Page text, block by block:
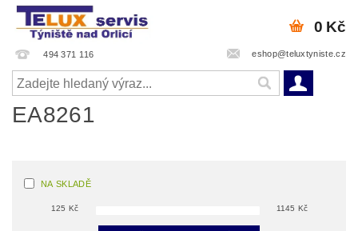
494 371 116 eshop@teluxtyniste.cz
0 Kč
EA8261
NA SKLADĚ
125 Kč 1145 Kč